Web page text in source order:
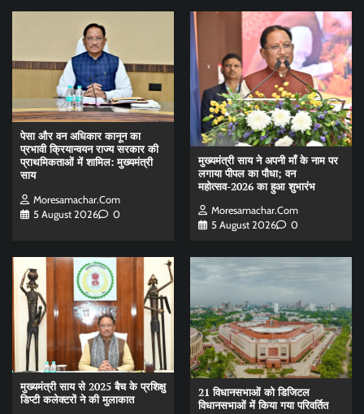
पेसा और वन अधिकार कानून का
प्रभावी क्रियान्वयन राज्य सरकार की
प्राथमिकताओं में शामिल: मुख्यमंत्री
साय
Moresamachar.com
5 August 2026
0
मुख्यमंत्री साय ने अपनी माँ के नाम पर
लगाया पीपल का पौधा; वन
महोत्सव-2026 का हुआ शुभारंभ
Moresamachar.com
5 August 2026
0
मुख्यमंत्री साय से 2025 बैच के प्रशिक्षु
डिप्टी कलेक्टरों ने की मुलाकात
21 विधानसभाओं को डिजिटल
विधानसभाओं में किया गया परिवर्तित